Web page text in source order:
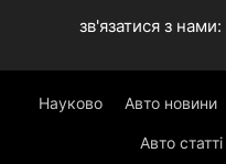
зв'язатися з нами:
Науково Авто новини
Авто статті